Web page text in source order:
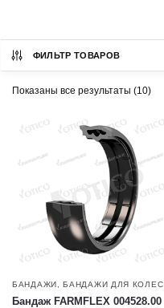
ФИЛЬТР ТОВАРОВ
Показаны все результаты (10)
БАНДАЖИ ,БАНДАЖИ ДЛЯ КОЛЕС
Бандаж FARMFLEX 004528.00